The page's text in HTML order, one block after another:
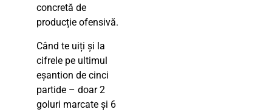
concretă de
producție ofensivă.
Când te uiți și la
cifrele pe ultimul
eșantion de cinci
partide – doar 2
goluri marcate și 6